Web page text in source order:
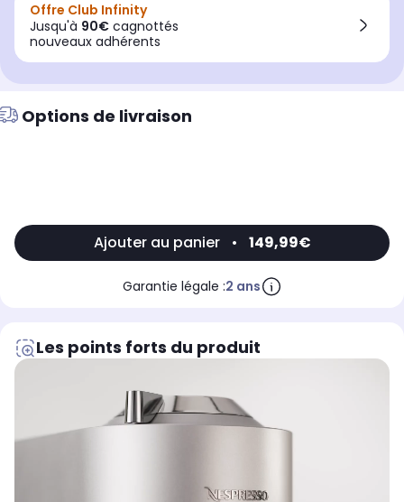
Offre Club Infinity
Jusqu'à 90€ cagnottés
nouveaux adhérents
Options de livraison
Ajouter au panier • 149,99€
Garantie légale :2 ans
Les points forts du produit